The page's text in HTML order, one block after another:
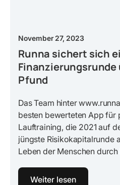
November 27, 2023
Runna sichert sich
Finanzierungsrunde
Pfund
Das Team hinter
besten bewerteten App für
Lauftraining, die 2021 auf
jüngste Risikokapitalrunde
Leben der Menschen
Weiter lesen